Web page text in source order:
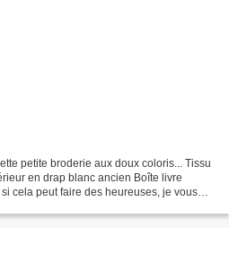
petite broderie aux doux coloris... Tissu
en drap blanc ancien Boîte livre
cela peut faire des heureuses, je vous